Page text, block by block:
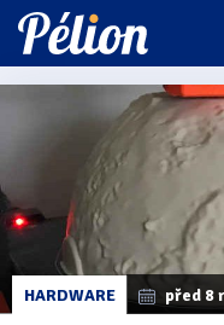
Přejít
na
štítky
Přejít
na
kategorie
Přejít
na
obsah
Menu
Příručky
Kategorie článků
Dotazníky
Hardware
(163)
Braillské řádky(31)
Články
kategorie
3D
tisk
HARDWARE před 8